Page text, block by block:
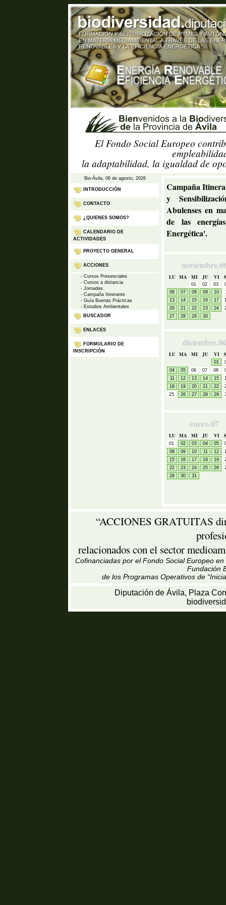
El Fondo Social Europeo
la adaptabilidad, la igualdad de
Bio-Ávila, 06 de agosto, 2026
INTRODUCCIÓN
CONTACTO
¿QUIENES SOMOS?
CALENDARIO DE
ACTIVIDADES
PROYECTO GENERAL
ACCIONES
- Cursos Presenciales
- Cursos a distancia
- Jornadas
- Campaña Itinerante
- Guía Buenas Prácticas
- Estudios Ambientales
BUSCADOR
ENLACES
FORMULARIO DE
INSCRIPCIÓN
Campaña
y
Abulenses en
de las
Energética'.
LU MA MI JU VI
01 02 03
06
07 08 09 10
13
14 15 16 17
20
21 22 23 24
27
28 29 30
diciembre.06
LU MA MI JU VI
01
04
05 06 07 08
11
12 13 14 15
18
19 20 21 22
25
26 27 28 29
enero.07
LU MA MI JU VI
01 02 03 04 05
08
09 10 11 12
15
16 17 18 19
22
23 24 25 26
29
30 31
“ACCIONES GRATUITAS
relacionados con el sector
Cofinanciadas por el Fondo Social Europeo
Fundación
de los Programas Operativos de
Diputación de Ávila, Plaza